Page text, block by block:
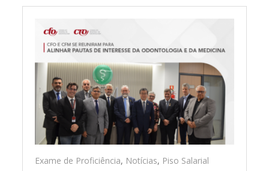
Exame de Proficiência, Notícias, Piso Salarial